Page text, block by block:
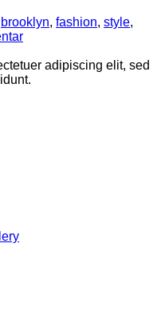
brooklyn, fashion, style,
adipiscing elit, sed
Keine